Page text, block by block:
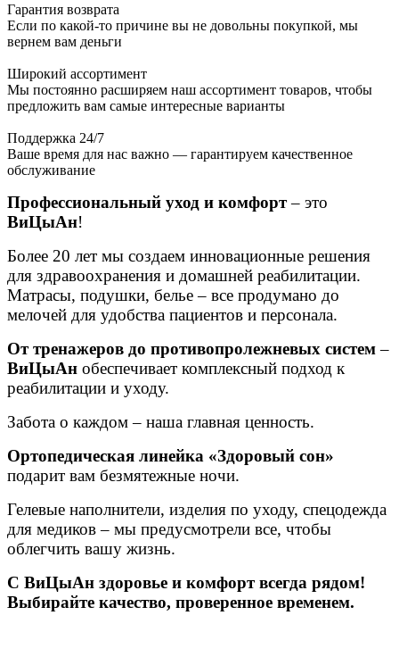
Гарантия возврата
Если по какой-то причине вы не довольны покупкой, мы
вернем вам деньги
Широкий ассортимент
Мы постоянно расширяем наш ассортимент товаров, чтобы
предложить вам самые интересные варианты
Поддержка 24/7
Ваше время для нас важно — гарантируем качественное
обслуживание
Профессиональный уход и комфорт– это
ВиЦыАн!
Более 20 лет мы создаем инновационные решения
для здравоохранения и домашней реабилитации.
Матрасы, подушки, белье – все продумано до
мелочей для удобства пациентов и персонала.
От тренажеров до противопролежневых систем–
ВиЦыАн обеспечивает комплексный подход к
реабилитации и уходу.
Забота о каждом – наша главная ценность.
Ортопедическая линейка «Здоровый сон»
подарит вам безмятежные ночи.
Гелевые наполнители, изделия по уходу, спецодежда
для медиков – мы предусмотрели все, чтобы
облегчить вашу жизнь.
С ВиЦыАн здоровье и комфорт всегда рядом!
Выбирайте качество, проверенное временем.